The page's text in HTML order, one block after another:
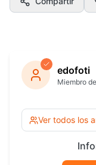
edofoti
Miembro
Ver todos los